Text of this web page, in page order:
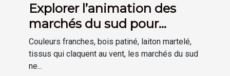
Explorer l’animation des
marchés du sud pour
inspirer sa déco
Couleurs franches, bois patiné, laiton martelé,
tissus qui claquent au vent, les marchés du sud
ne...